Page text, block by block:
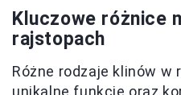
Kluczowe różnice
rajstopach
Różne rodzaje klinów
unikalne funkcje oraz